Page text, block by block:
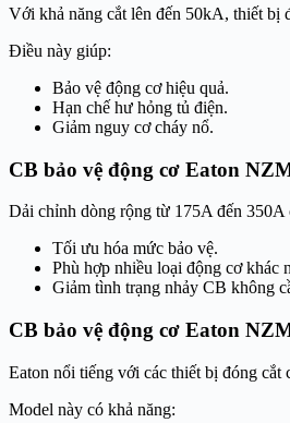
Với khả năng cắt lên đến 50kA, thiết bị
Điều này giúp:
Bảo vệ động cơ hiệu quả.
Hạn chế hư hỏng tủ điện.
Giảm nguy cơ cháy nổ.
CB bảo vệ động cơ Eaton
Dải chỉnh dòng rộng từ 175A đến 350A
Tối ưu hóa mức bảo vệ.
Phù hợp nhiều loại động cơ khác
Giảm tình trạng nhảy CB không
CB bảo vệ động cơ Eaton
Eaton nổi tiếng với các thiết bị đóng cắt
Model này có khả năng: